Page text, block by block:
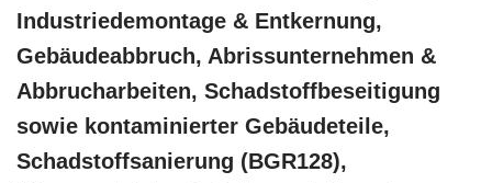
Industriedemontage & Entkernung,
Gebäudeabbruch, Abrissunternehmen &
Abbrucharbeiten, Schadstoffbeseitigung
sowie kontaminierter Gebäudeteile,
Schadstoffsanierung (BGR128),